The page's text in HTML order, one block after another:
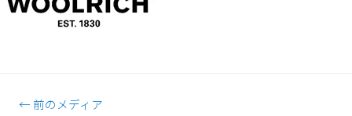
← 前のメディア